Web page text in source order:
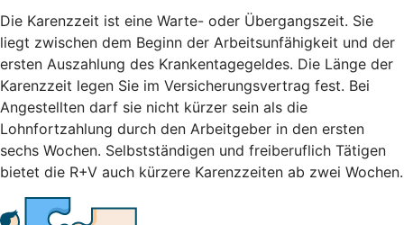
Die Karenzzeit ist eine Warte- oder Übergangszeit. Sie
liegt zwischen dem Beginn der Arbeitsunfähigkeit und der
ersten Auszahlung des Krankentagegeldes. Die Länge der
Karenzzeit legen Sie im Versicherungsvertrag fest. Bei
Angestellten darf sie nicht kürzer sein als die
Lohnfortzahlung durch den Arbeitgeber in den ersten
sechs Wochen. Selbstständigen und freiberuflich Tätigen
bietet die R+V auch kürzere Karenzzeiten ab zwei Wochen.